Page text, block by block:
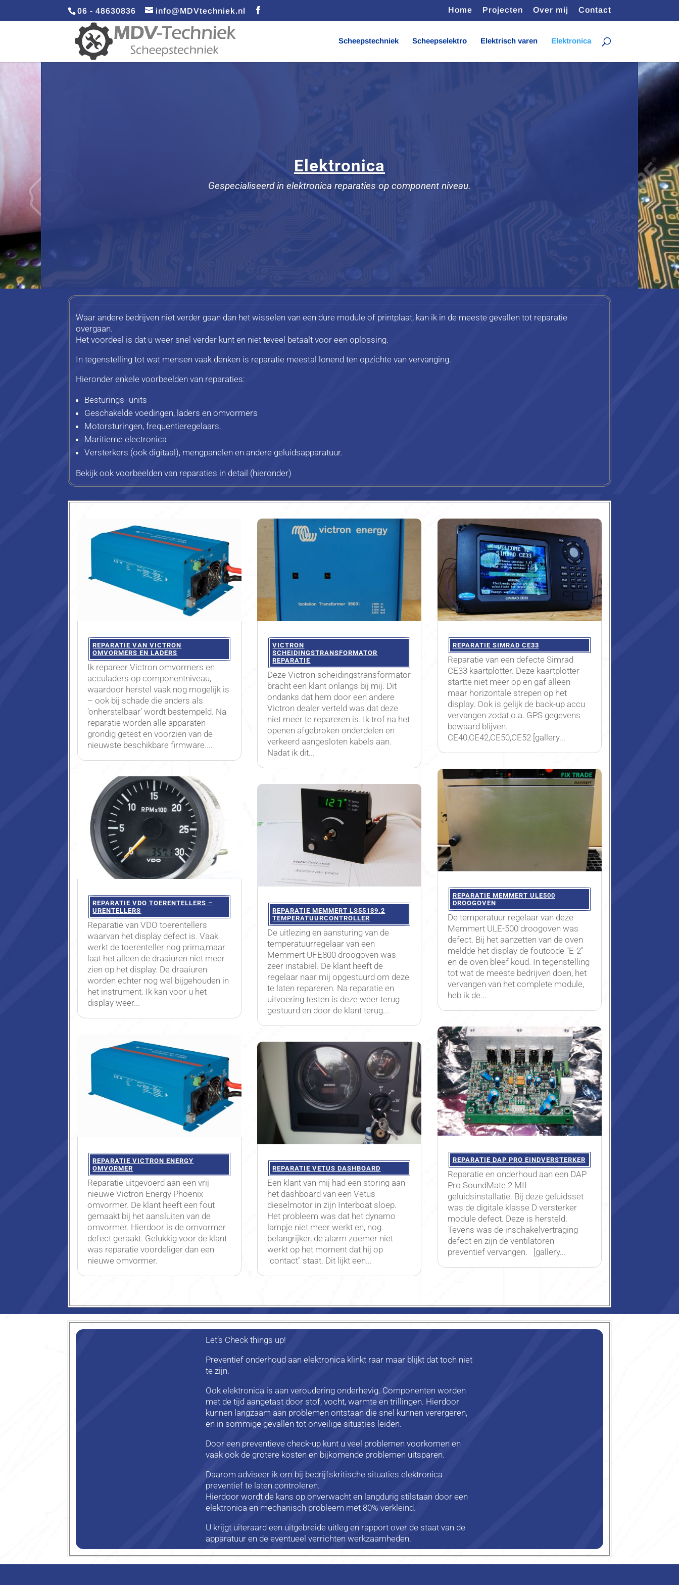
06 - 48630836 info@MDVtechniek.nl Home Projecten Over mij Contact
Scheepstechniek Scheepselektro Elektrisch varen Elektronica
Elektronica
Gespecialiseerd in elektronica reparaties op component niveau.
Waar andere bedrijven niet verder gaan dan het wisselen van een dure module of printplaat, kan ik in de meeste gevallen tot reparatie
overgaan.
Het voordeel is dat u weer snel verder kunt en niet teveel betaalt voor een oplossing.
In tegenstelling tot wat mensen vaak denken is reparatie meestal lonend ten opzichte van vervanging.
Hieronder enkele voorbeelden van reparaties:
Besturings- units
Geschakelde voedingen, laders en omvormers
Motorsturingen, frequentieregelaars.
Maritieme electronica
Versterkers (ook digitaal), mengpanelen en andere geluidsapparatuur.
Bekijk ook voorbeelden van reparaties in detail (hieronder)
REPARATIE VAN VICTRON
OMVORMERS EN LADERS
Ik repareer Victron omvormers en
acculaders op componentniveau,
waardoor herstel vaak nog mogelijk is
– ook bij schade die anders als
‘onherstelbaar’ wordt bestempeld. Na
reparatie worden alle apparaten
grondig getest en voorzien van de
nieuwste beschikbare firmware....
REPARATIE VDO TOERENTELLERS –
URENTELLERS
Reparatie van VDO toerentellers
waarvan het display defect is. Vaak
werkt de toerenteller nog prima,maar
laat het alleen de draaiuren niet meer
zien op het display. De draaiuren
worden echter nog wel bijgehouden in
het instrument. Ik kan voor u het
display weer...
REPARATIE VICTRON ENERGY
OMVORMER
Reparatie uitgevoerd aan een vrij
nieuwe Victron Energy Phoenix
omvormer. De klant heeft een fout
gemaakt bij het aansluiten van de
omvormer. Hierdoor is de omvormer
defect geraakt. Gelukkig voor de klant
was reparatie voordeliger dan een
nieuwe omvormer.
VICTRON
SCHEIDINGSTRANSFORMATOR
REPARATIE
Deze Victron scheidingstransformator
bracht een klant onlangs bij mij. Dit
ondanks dat hem door een andere
Victron dealer verteld was dat deze
niet meer te repareren is. Ik trof na het
openen afgebroken onderdelen en
verkeerd aangesloten kabels aan.
Nadat ik dit...
REPARATIE MEMMERT LS55139.2
TEMPERATUURCONTROLLER
De uitlezing en aansturing van de
temperatuurregelaar van een
Memmert UFE800 droogoven was
zeer instabiel. De klant heeft de
regelaar naar mij opgestuurd om deze
te laten repareren. Na reparatie en
uitvoering testen is deze weer terug
gestuurd en door de klant terug...
REPARATIE VETUS DASHBOARD
Een klant van mij had een storing aan
het dashboard van een Vetus
dieselmotor in zijn Interboat sloep.
Het probleem was dat het dynamo
lampje niet meer werkt en, nog
belangrijker, de alarm zoemer niet
werkt op het moment dat hij op
"contact" staat. Dit lijkt een...
REPARATIE SIMRAD CE33
Reparatie van een defecte Simrad
CE33 kaartplotter. Deze kaartplotter
startte niet meer op en gaf alleen
maar horizontale strepen op het
display. Ook is gelijk de back-up accu
vervangen zodat o.a. GPS gegevens
bewaard blijven.
CE40,CE42,CE50,CE52 [gallery...
REPARATIE MEMMERT ULE500
DROOGOVEN
De temperatuur regelaar van deze
Memmert ULE-500 droogoven was
defect. Bij het aanzetten van de oven
meldde het display de foutcode "E-2"
en de oven bleef koud. In tegenstelling
tot wat de meeste bedrijven doen, het
vervangen van het complete module,
heb ik de...
REPARATIE DAP PRO EINDVERSTERKER
Reparatie en onderhoud aan een DAP
Pro SoundMate 2 MII
geluidsinstallatie. Bij deze geluidsset
was de digitale klasse D versterker
module defect. Deze is hersteld.
Tevens was de inschakelvertraging
defect en zijn de ventilatoren
preventief vervangen. [gallery...
Let’s Check things up!
Preventief onderhoud aan elektronica klinkt raar maar blijkt dat toch niet
te zijn.
Ook elektronica is aan veroudering onderhevig. Componenten worden
met de tijd aangetast door stof, vocht, warmte en trillingen. Hierdoor
kunnen langzaam aan problemen ontstaan die snel kunnen verergeren,
en in sommige gevallen tot onveilige situaties leiden.
Door een preventieve check-up kunt u veel problemen voorkomen en
vaak ook de grotere kosten en bijkomende problemen uitsparen.
Daarom adviseer ik om bij bedrijfskritische situaties elektronica
preventief te laten controleren.
Hierdoor wordt de kans op onverwacht en langdurig stilstaan door een
elektronica en mechanisch probleem met 80% verkleind.
U krijgt uiteraard een uitgebreide uitleg en rapport over de staat van de
apparatuur en de eventueel verrichten werkzaamheden.